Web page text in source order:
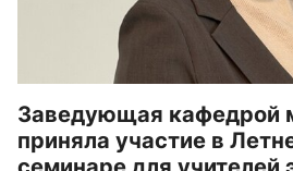
Заведующая кафедрой
приняла участие в